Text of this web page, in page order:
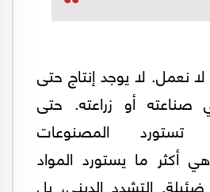
لا نعمل. لا يوجد إنتاج حتى
صناعته أو زراعته. حتى
تستورد المصنوعات
أكثر ما يستورد المواد
ضئيلة. التشدد الديني، بل